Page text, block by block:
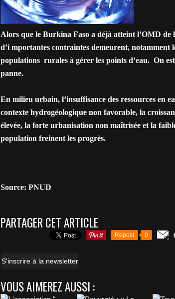
Alors que le Burkina Faso a déjà atteint l’OMD de
d’i mportantes contraintes demeurent, notamment
populations rurales à gérer les points d’eau. On
panne.
En milieu urbain, l’insuffisance des ressources en
contexte hydrogéologique non favorable, la
élevée, la forte urbanisation non maîtrisée et la
population freinent les progrès.
Source: PNUD
PARTAGER CET ARTICLE
Repost 0
S'inscrire à la newsletter
VOUS AIMEREZ AUSSI :